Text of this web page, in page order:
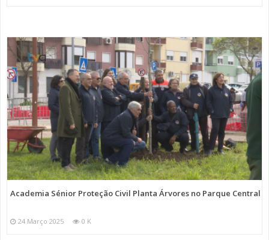
Academia Sénior Proteção Civil Planta Árvores no Parque Central
24 Março 2025 0 K